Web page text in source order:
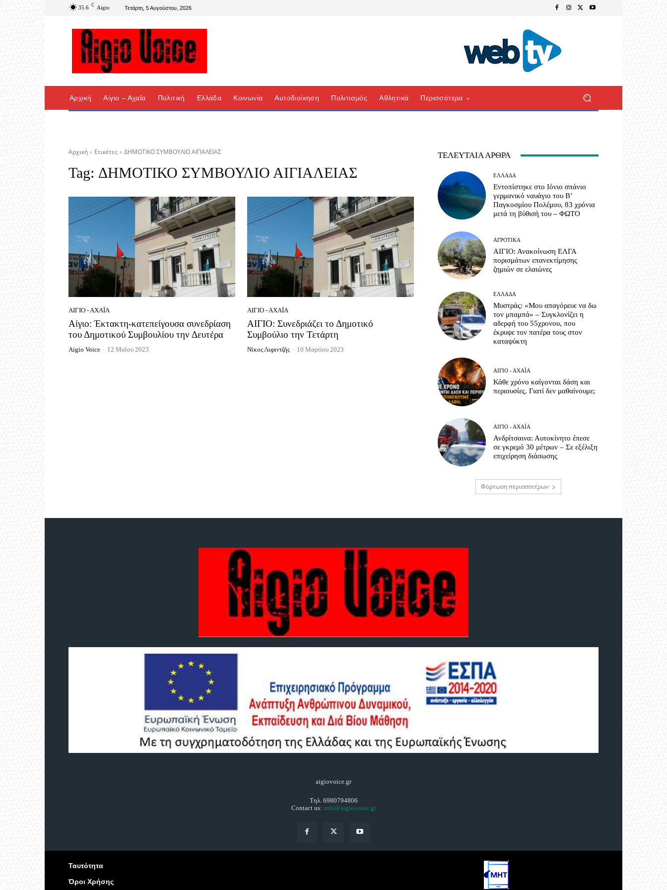
35.6 C Aigio Τετάρτη, 5 Αυγούστου, 2026
Αρχική Αίγιο – Αχαΐα Πολιτική Ελλάδα Κοινωνία Αυτοδιοίκηση Πολιτισμός Αθλητικά Περισσότερα
Αρχική Ετικέτες ΔΗΜΟΤΙΚΟ ΣΥΜΒΟΥΛΙΟ ΑΙΓΙΑΛΕΙΑΣ
Tag: ΔΗΜΟΤΙΚΟ ΣΥΜΒΟΥΛΙΟ ΑΙΓΙΑΛΕΙΑΣ
ΑΊΓΙΟ - ΑΧΑΪ́Α
Αίγιο: Έκτακτη-κατεπείγουσα συνεδρίαση
του Δημοτικού Συμβουλίου την Δευτέρα
Aigio Voice - 12 Μαΐου 2023
ΑΊΓΙΟ - ΑΧΑΪ́Α
ΑΙΓΙΟ: Συνεδριάζει το Δημοτικό
Συμβούλιο την Τετάρτη
Νίκος Λυριντζής - 10 Μαρτίου 2023
ΤΕΛΕΥΤΑΊΑ ΆΡΘΡΑ
ΕΛΛΆΔΑ
Εντοπίστηκε στο Ιόνιο σπάνιο
γερμανικό ναυάγιο του Β’
Παγκοσμίου Πολέμου, 83 χρόνια
μετά τη βύθισή του – ΦΩΤΟ
ΑΓΡΟΤΙΚΆ
ΑΙΓΙΟ: Ανακοίνωση ΕΛΓΑ
πορισμάτων επανεκτίμησης
ζημιών σε ελαιώνες
ΕΛΛΆΔΑ
Μυστράς: «Μου απαγόρευε να δω
τον μπαμπά» – Συγκλονίζει η
αδερφή του 55χρονου, που
έκρυψε τον πατέρα τους στον
καταψύκτη
ΑΊΓΙΟ - ΑΧΑΪ́Α
Κάθε χρόνο καίγονται δάση και
περιουσίες. Γιατί δεν μαθαίνουμε;
ΑΊΓΙΟ - ΑΧΑΪ́Α
Ανδρίτσαινα: Αυτοκίνητο έπεσε
σε γκρεμό 30 μέτρων – Σε εξέλιξη
επιχείρηση διάσωσης
Φόρτωση περισσοτέρων
aigiovoice.gr
Τηλ. 6980794806
Contact us: info@aigiovoice.gr
Ταυτότητα
Όροι Χρήσης